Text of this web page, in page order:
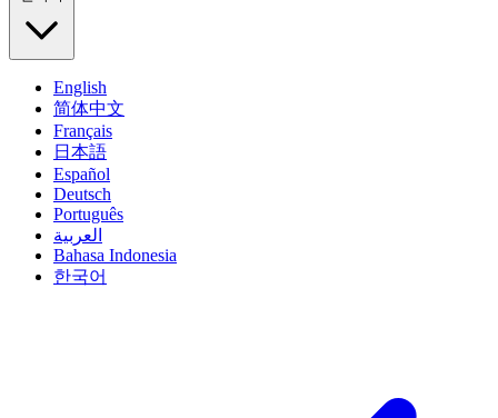
English
简体中文
Français
日本語
Español
Deutsch
Português
العربية
Bahasa Indonesia
한국어